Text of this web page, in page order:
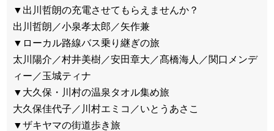
▼出川哲朗の充電させてもらえませんか？
出川哲朗／小泉孝太郎／矢作兼
▼ローカル路線バス乗り継ぎの旅
太川陽介／村井美樹／安田章大／髙橋海人／関口メンデ
ィー／玉城ティナ
▼大久保・川村の温泉タオル集め旅
大久保佳代子／川村エミコ／いとうあさこ
▼ザキヤマの街道歩き旅